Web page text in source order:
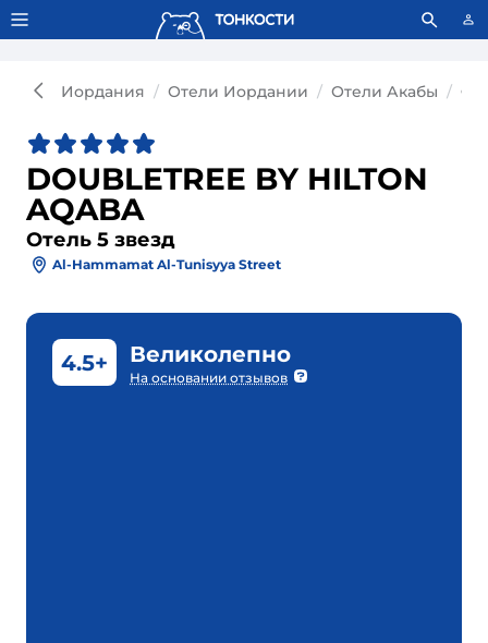
Тонкости используют сookie-файлы. Что это значит?
Иордания Отели Иордании Отели Акабы
DOUBLETREE BY HILTON
AQABA
Отель 5 звезд
Al-Hammamat Al-Tunisyya Street
4.5+ Великолепно
На основании отзывов